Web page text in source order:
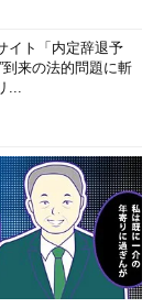
イト「内定辞退予
到来の法的問題に斬
...